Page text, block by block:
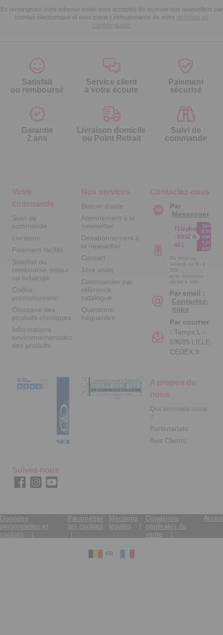
En renseignant votre adresse email vous acceptez de recevoir nos newsletters par
courrier électronique et vous prenez connaissance de notre politique de
confidentialité
Satisfait
ou remboursé
Service client
à votre écoute
Paiement
sécurisé
Garantie
2 ans
Livraison domicile
ou Point Retrait
Suivi de
commande
Votre
commande
Suivi de
commande
Livraison
Paiement facilité
Satisfait ou
remboursé, retour
ou échange
Codes
promotionnels
Glossaire des
produits chimiques
Informations
environnementales
des produits
Nos services
Besoin d'aide
Abonnement à la
newsletter
Désabonnement à
la newsletter
Contact
1ère visite
Commander par
référence
catalogue
Questions
fréquentes
A propos de
nous
Qui sommes-nous
?
Partenariats
Avis Clients
Contactez-nous
Par
Messenger
Téléphone
: 0892 461
461
Service
0.50€ /
min
+ prix
appel
Du lundi au
samedi de 8h à
20h
et le dimanche
de 9h à 13h
Par email :
Contactez-
nous
Par courrier
: Temps L -
59685 LILLE
CEDEX 9
Suivez-nous
Données
personnelles et
cookies
Paramétrer
les cookies
Mentions
légales
Conditions
générales de
vente
FR